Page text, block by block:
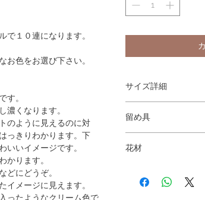
で１０連になります。
お色をお選び下さい。
す。
濃くなります。
見えるのに対
かります。下
ージです。
かります。
うぞ。
メージに見えます。
なクリーム色で
サイズ詳細
留め具
花材